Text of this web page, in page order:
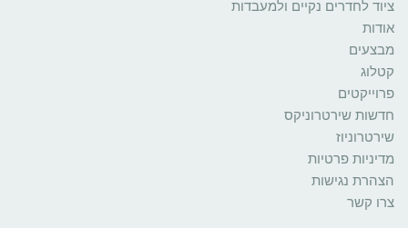
ציוד לחדרים נקיים ולמעבדות
אודות
מבצעים
קטלוג
פרוייקטים
חדשות שירטרוניקס
שירטרוניוז
מדיניות פרטיות
הצהרת נגישות
צרו קשר